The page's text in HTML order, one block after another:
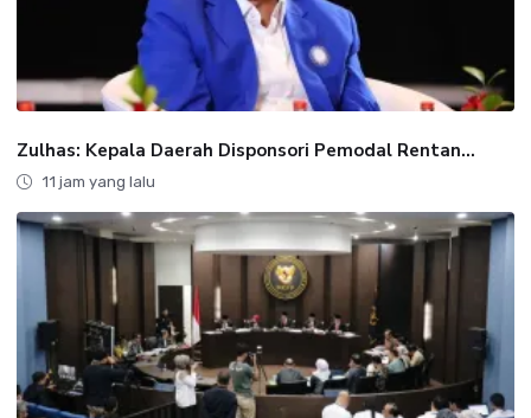
Zulhas: Kepala Daerah Disponsori Pemodal Rentan...
11 jam yang lalu